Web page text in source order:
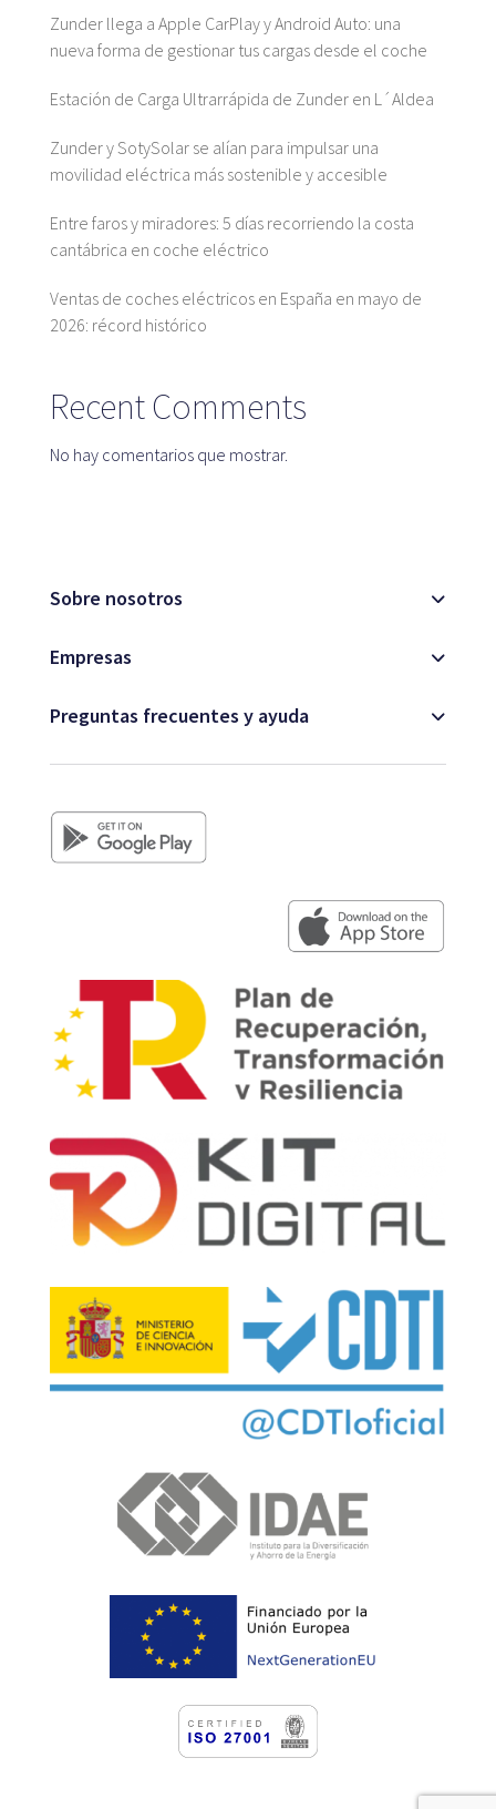
Atención al cliente
+34 979 300 500
Zunder llega a Apple CarPlay y Android Auto: una
nueva forma de gestionar tus cargas desde el coche
Estación de Carga Ultrarrápida de Zunder en L´Aldea
Zunder y SotySolar se alían para impulsar una
movilidad eléctrica más sostenible y accesible
Entre faros y miradores: 5 días recorriendo la costa
cantábrica en coche eléctrico
Ventas de coches eléctricos en España en mayo de
2026: récord histórico
Recent Comments
No hay comentarios que mostrar.
Sobre nosotros
Empresas
Preguntas frecuentes y ayuda